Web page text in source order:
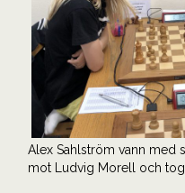
Alex Sahlström vann med
mot Ludvig Morell och tog